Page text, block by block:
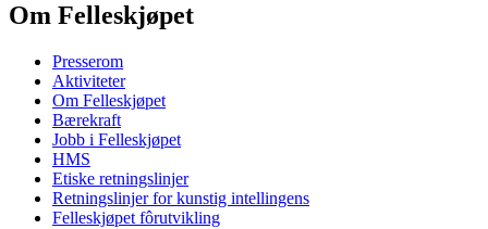
Om Felleskjøpet
Presserom
Aktiviteter
Om Felleskjøpet
Bærekraft
Jobb i Felleskjøpet
HMS
Etiske retningslinjer
Retningslinjer for kunstig intellingens
Felleskjøpet fôrutvikling